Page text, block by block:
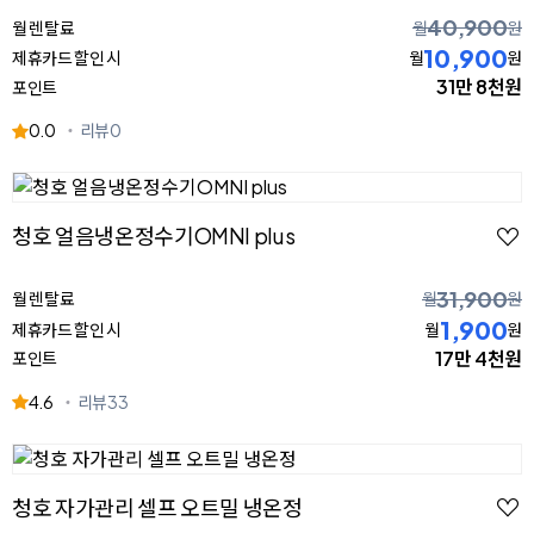
월 렌탈료 월40,900원
제휴카드 할인 시
월10,900원
포인트
31만 8천원
0.0 리뷰0
청호 얼음냉온정수기OMNI plus
월 렌탈료 월31,900원
제휴카드 할인 시
월1,900원
포인트
17만 4천원
4.6 리뷰33
청호 자가관리 셀프 오트밀 냉온정